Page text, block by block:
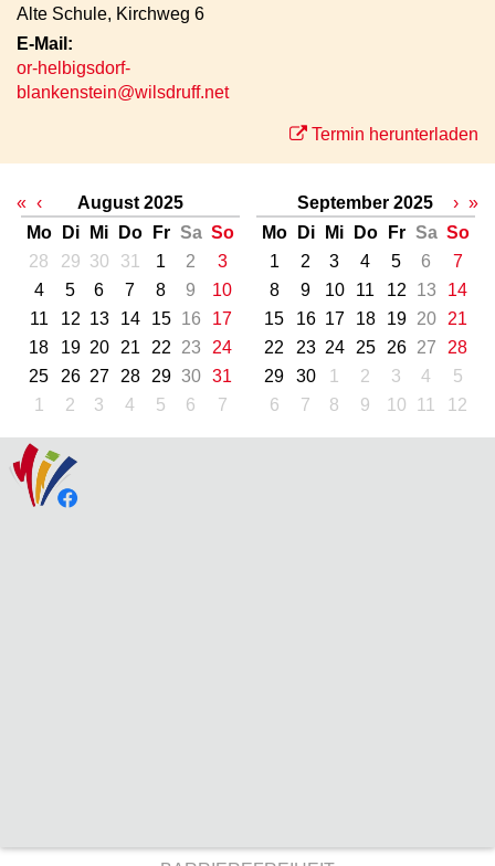
Alte Schule, Kirchweg 6
E-Mail:
or-helbigsdorf-
blankenstein@wilsdruff.net
Termin herunterladen
« ‹
August 2025
Mo
Di Mi Do Fr Sa So
28
29 30 31 1 2
3
4
5 6 7 8 9
10
11
12 13 14 15 16
17
18
19 20 21 22 23
24
25
26 27 28 29 30
31
1
2 3 4 5 6 7
September 2025
Mo
Di Mi Do Fr Sa So
1
2 3 4 5 6
7
8
9 10 11 12 13
14
15
16 17 18 19 20
21
22
23 24 25 26 27
28
29
30 1 2 3 4
5
6
7 8 9 10 11 12
› »